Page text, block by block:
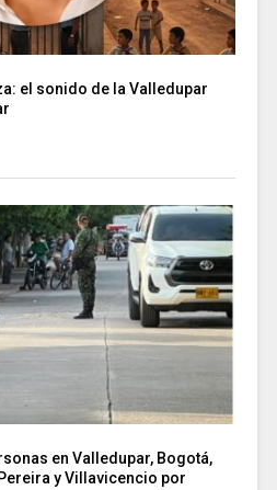
el sonido de la Valledupar
en Valledupar, Bogotá,
y Villavicencio por